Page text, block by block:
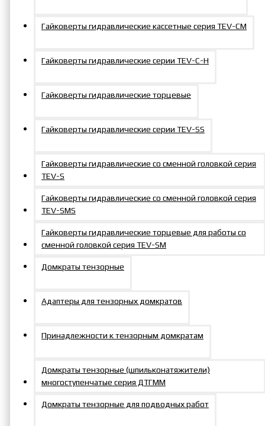
Гайковерты гидравлические кассетные серия TEV-СM
Гайковерты гидравлические серии TEV-C-H
Гайковерты гидравлические торцевые
Гайковерты гидравлические серии TEV-SS
Гайковерты гидравлические со сменной головкой серия
TEV-S
Гайковерты гидравлические со сменной головкой серия
TEV-SMS
Гайковерты гидравлические торцевые для работы со
сменной головкой серия TEV-SM
Домкраты тензорные
Адаптеры для тензорных домкратов
Принадлежности к тензорным домкратам
Домкраты тензорные (шпильконатяжители)
многоступенчатые серия ДТГММ
Домкраты тензорные для подводных работ